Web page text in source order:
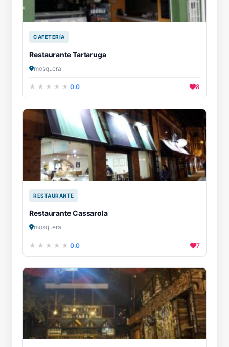
CAFETERÍA
Restaurante Tartaruga
mosquera
0.0 8
RESTAURANTE
Restaurante Cassarola
mosquera
0.0 7